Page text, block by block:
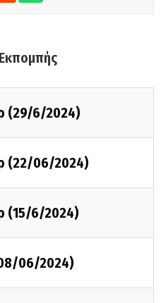
(29/6/2024)
(22/06/2024)
(15/6/2024)
06/2024)